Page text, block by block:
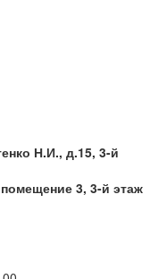
Н.И., д.15, 3-й
3, 3-й этаж